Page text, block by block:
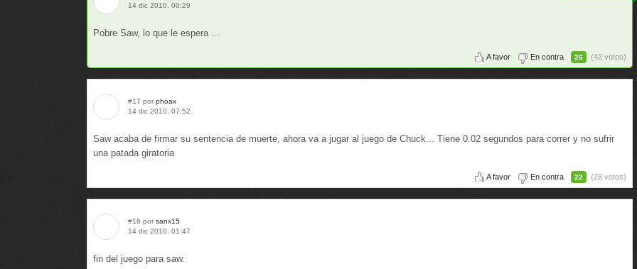
14 dic 2010, 00:29
Pobre Saw, lo que le espera ...
A favor En contra 26 (42 votos)
#17 por phoax
14 dic 2010, 07:52
Saw acaba de firmar su sentencia de muerte, ahora va a jugar al juego de Chuck... Tiene 0.02 segundos para correr y no sufrir
una patada giratoria
A favor En contra 22 (28 votos)
#16 por sanx15
14 dic 2010, 01:47
fin del juego para saw.